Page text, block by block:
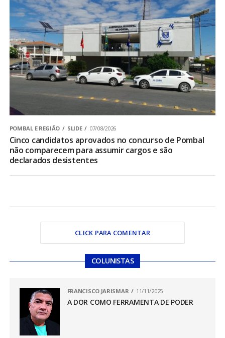
POMBAL E REGIÃO SLIDE 07/08/2026
Cinco candidatos aprovados no concurso de Pombal
não comparecem para assumir cargos e são
declarados desistentes
CLICK PARA COMENTAR
COLUNISTAS
FRANCISCO JARISMAR 11/11/2025
A DOR COMO FERRAMENTA DE PODER